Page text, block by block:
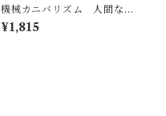
機械カニバリズム 人間なき
あとの人類学へ｜久保 明教
¥1,815